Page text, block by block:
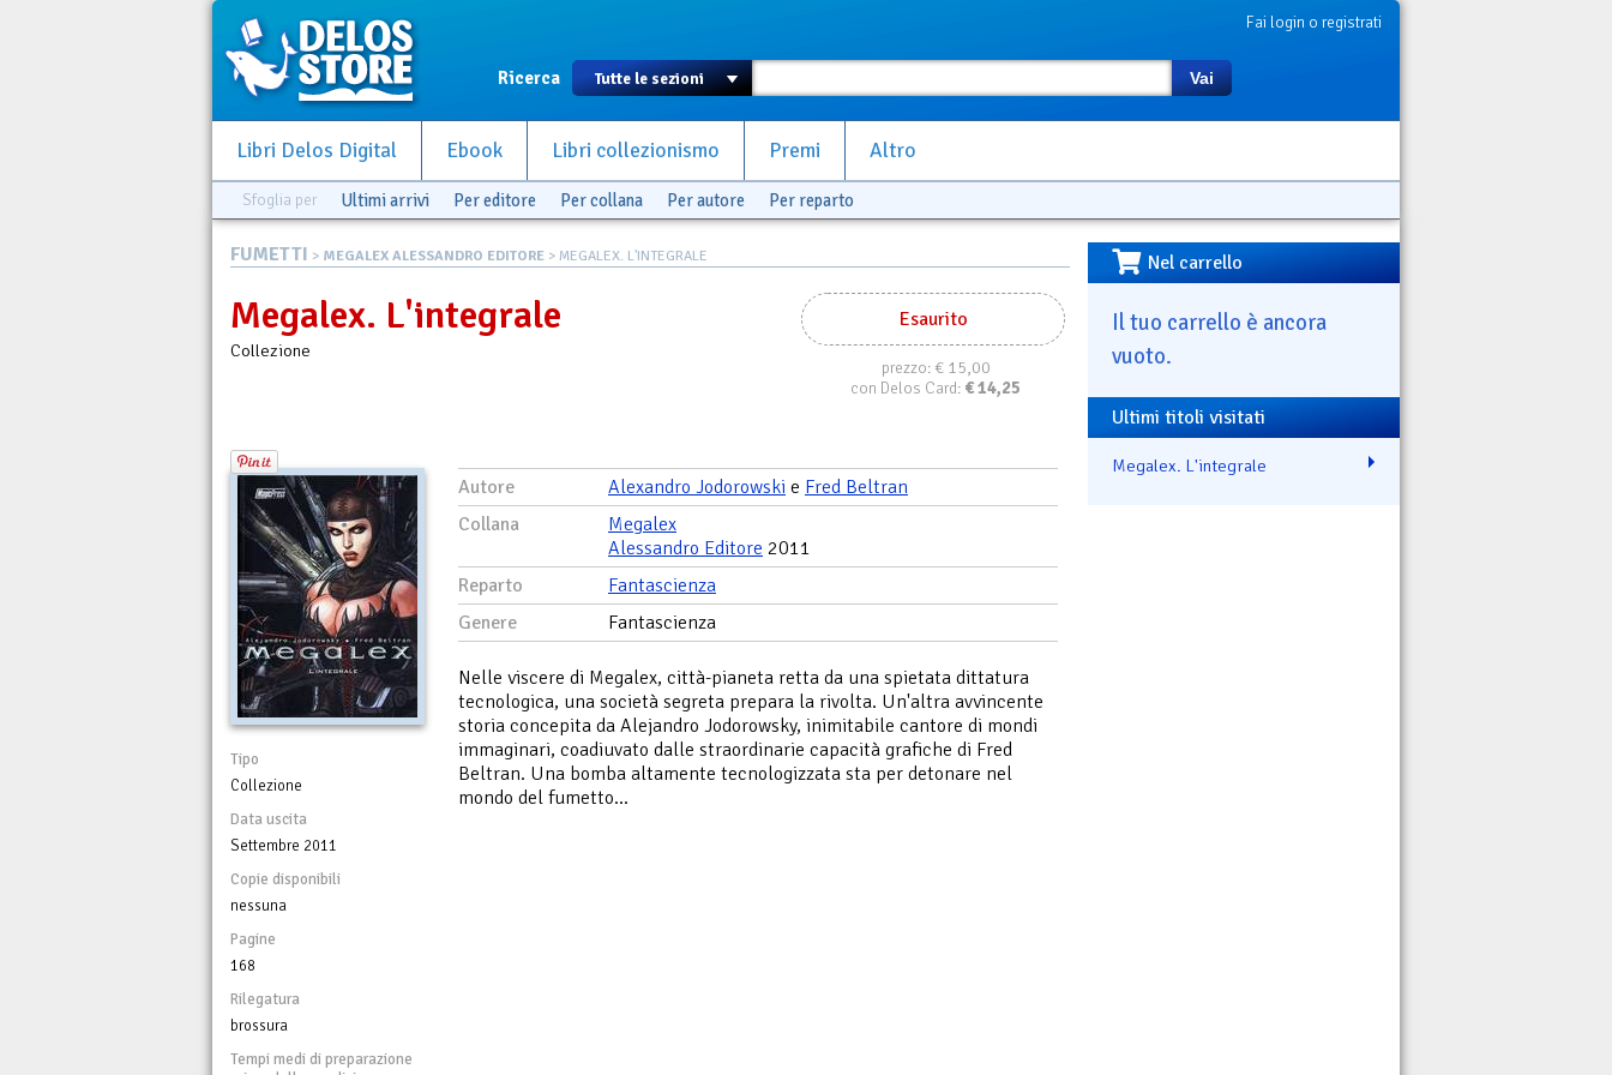
Fai login o registrati
Ricerca Vai
Libri Delos Digital Ebook Libri collezionismo Premi Altro
Sfoglia per Ultimi arrivi Per editore Per collana Per autore Per reparto
FUMETTI > MEGALEX ALESSANDRO EDITORE > MEGALEX. L'INTEGRALE
Esaurito
prezzo:€ 15,00
con Delos Card: €14,25
Megalex. L'integrale
Collezione
Tipo
Collezione
Data uscita
Settembre 2011
Copie disponibili
nessuna
Pagine
168
Rilegatura
brossura
Tempi medi di preparazione
Autore Alexandro Jodorowski e Fred Beltran
Collana
Megalex
Alessandro Editore 2011
Reparto
Fantascienza
Genere
Fantascienza
Nelle viscere di Megalex, città-pianeta retta da una spietata dittatura
tecnologica, una società segreta prepara la rivolta. Un'altra avvincente
storia concepita da Alejandro Jodorowsky, inimitabile cantore di mondi
immaginari, coadiuvato dalle straordinarie capacità grafiche di Fred
Beltran. Una bomba altamente tecnologizzata sta per detonare nel
mondo del fumetto...
Nel carrello
Il tuo carrello è ancora
vuoto.
Ultimi titoli visitati
Megalex. L'integrale